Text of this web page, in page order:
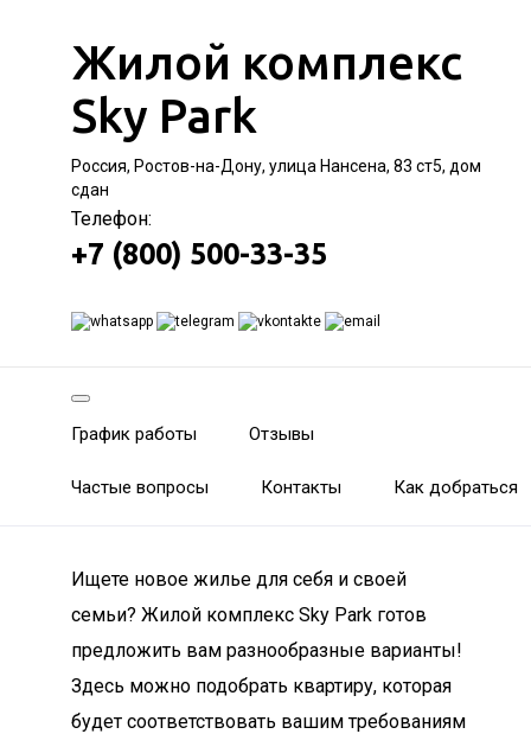
Жилой комплекс
Sky Park
Россия, Ростов-на-Дону, улица Нансена, 83 ст5, дом
сдан
Телефон:
+7 (800) 500-33-35
График работы Отзывы
Частые вопросы Контакты Как добраться
Ищете новое жилье для себя и своей
семьи? Жилой комплекс Sky Park готов
предложить вам разнообразные варианты!
Здесь можно подобрать квартиру, которая
будет соответствовать вашим требованиям